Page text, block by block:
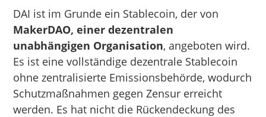
DAI ist im Grunde ein Stablecoin, der von
MakerDAO, einer dezentralen
unabhängigen Organisation, angeboten wird.
Es ist eine vollständige dezentrale Stablecoin
ohne zentralisierte Emissionsbehörde, wodurch
Schutzmaßnahmen gegen Zensur erreicht
werden. Es hat nicht die Rückendeckung des